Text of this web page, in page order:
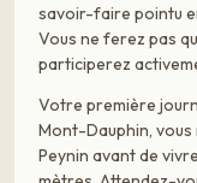
savoir-faire pointu
Vous ne ferez pas
participerez
Votre première
Mont-Dauphin, vous
Peynin avant de